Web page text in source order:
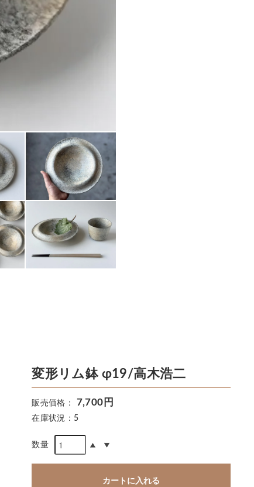
変形リム鉢 φ19/高木浩二
販売価格： 7,700円
在庫状況：5
数量
カートに入れる